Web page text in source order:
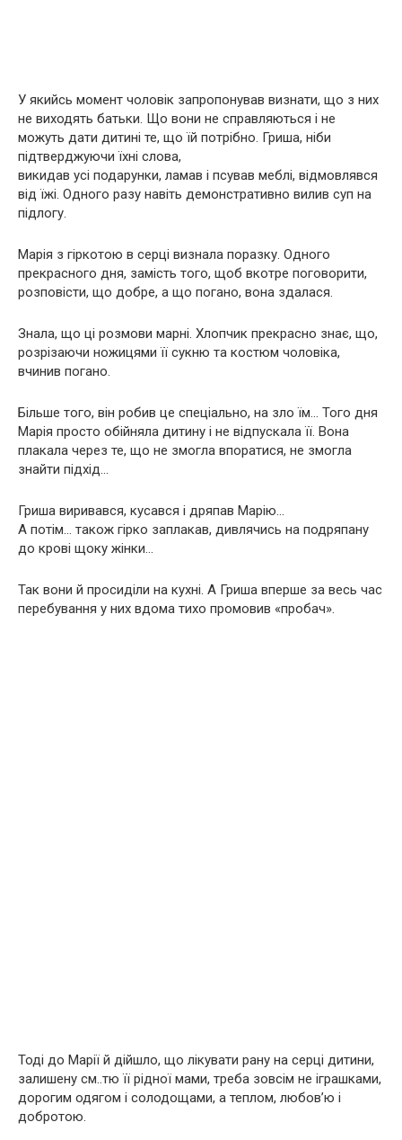
У якийсь момент чоловік запропонував визнати, що з них
не виходять батьки. Що вони не справляються і не
можуть дати дитині те, що їй потрібно. Гриша, ніби
підтверджуючи їхні слова,
викидав усі подарунки, ламав і псував меблі, відмовлявся
від їжі. Одного разу навіть демонстративно вилив суп на
підлогу.
Марія з гіркотою в серці визнала поразку. Одного
прекрасного дня, замість того, щоб вкотре поговорити,
розповісти, що добре, а що погано, вона здалася.
Знала, що ці розмови марні. Хлопчик прекрасно знає, що,
розрізаючи ножицями її сукню та костюм чоловіка,
вчинив погано.
Більше того, він робив це спеціально, на зло їм… Того дня
Марія просто обійняла дитину і не відпускала її. Вона
плакала через те, що не змогла впоратися, не змогла
знайти підхід…
Гриша виривався, кусався і дряпав Марію…
А потім… також гірко заплакав, дивлячись на подряпану
до крові щоку жінки…
Так вони й просиділи на кухні. А Гриша вперше за весь час
перебування у них вдома тихо промовив «пробач».
Тоді до Марії й дійшло, що лікувати рану на серці дитини,
залишену см..тю її рідної мами, треба зовсім не іграшками,
дорогим одягом і солодощами, а теплом, любов’ю і
добротою.